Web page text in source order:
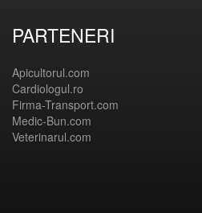
PARTENERI
Apicultorul.com
Cardiologul.ro
Firma-Transport.com
Medic-Bun.com
Veterinarul.com